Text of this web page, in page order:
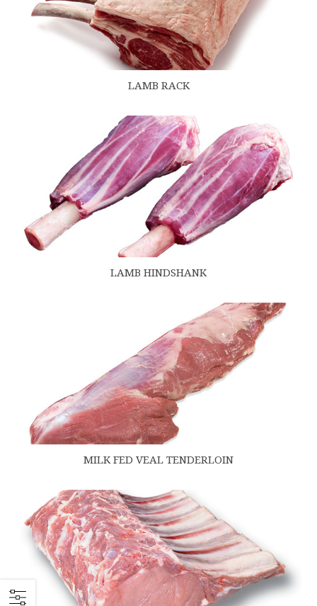
LAMB RACK
LAMB HINDSHANK
MILK FED VEAL TENDERLOIN